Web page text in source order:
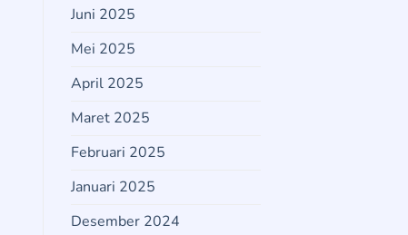
Juni 2025
Mei 2025
April 2025
Maret 2025
Februari 2025
Januari 2025
Desember 2024